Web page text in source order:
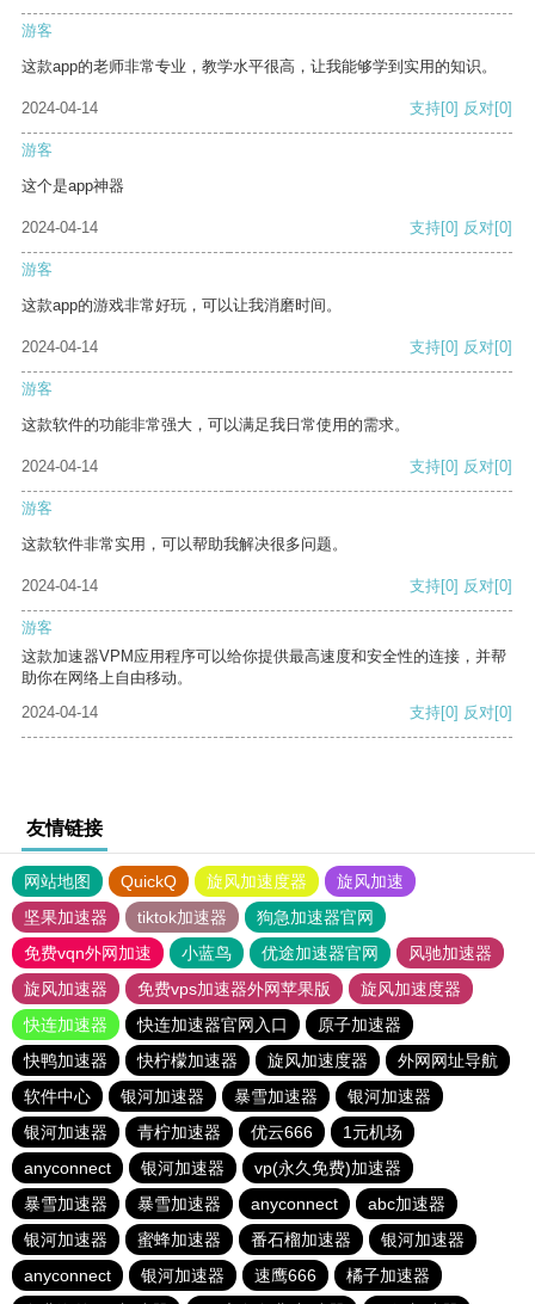
游客
这款app的老师非常专业，教学水平很高，让我能够学到实用的知识。
2024-04-14 支持[0] 反对[0]
游客
这个是app神器
2024-04-14 支持[0] 反对[0]
游客
这款app的游戏非常好玩，可以让我消磨时间。
2024-04-14 支持[0] 反对[0]
游客
这款软件的功能非常强大，可以满足我日常使用的需求。
2024-04-14 支持[0] 反对[0]
游客
这款软件非常实用，可以帮助我解决很多问题。
2024-04-14 支持[0] 反对[0]
游客
这款加速器VPM应用程序可以给你提供最高速度和安全性的连接，并帮
助你在网络上自由移动。
2024-04-14
支持[0] 反对[0]
友情链接
网站地图 QuickQ 旋风加速度器
旋风加速
坚果加速器
tiktok加速器
狗急加速器官网
免费vqn外网加速
小蓝鸟 优途加速器官网
风驰加速器
旋风加速器
免费vps加速器外网苹果版
旋风加速度器
快连加速器
快连加速器官网入口
原子加速器
快鸭加速器
快柠檬加速器 旋风加速度器
外网网址导航
软件中心
银河加速器 暴雪加速器
银河加速器
银河加速器
青柠加速器 优云666
1元机场
anyconnect
银河加速器
vp(永久免费)加速器
暴雪加速器
暴雪加速器 anyconnect
abc加速器
银河加速器
蜜蜂加速器 番石榴加速器
银河加速器
anyconnect
银河加速器 速鹰666
橘子加速器